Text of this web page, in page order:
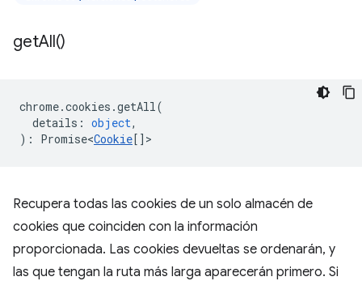
getAll()
chrome.cookies .getAll(
details : object,
) : Promise<Cookie[] >
Recupera todas las cookies de un solo almacén de
cookies que coinciden con la información
proporcionada. Las cookies devueltas se ordenarán, y
las que tengan la ruta más larga aparecerán primero. Si